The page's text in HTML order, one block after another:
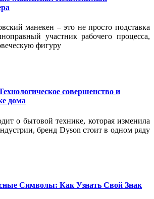
манекен – это не просто подставка
участник рабочего процесса,
фигуру
совершенство и
дома
о бытовой технике, которая изменила
бренд Dyson стоит в одном ряду
Символы: Как Узнать Свой Знак